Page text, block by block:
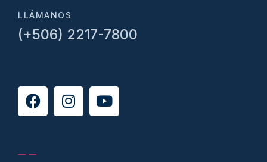
LLÁMANOS
(+506) 2217-7800